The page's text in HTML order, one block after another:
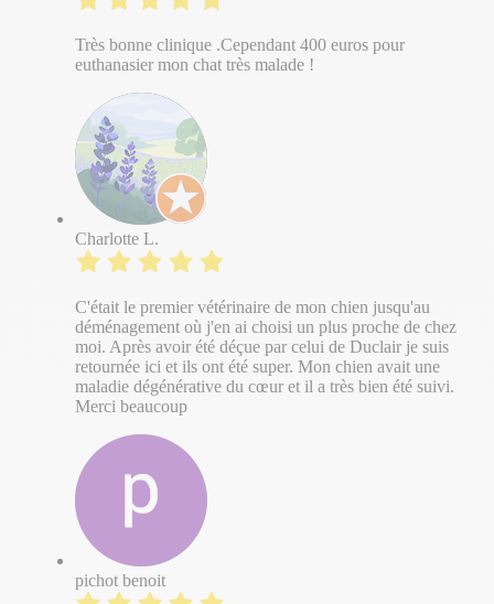
Très bonne clinique .Cependant 400 euros pour
euthanasier mon chat très malade !
Charlotte L.
C'était le premier vétérinaire de mon chien jusqu'au
déménagement où j'en ai choisi un plus proche de chez
moi. Après avoir été déçue par celui de Duclair je suis
retournée ici et ils ont été super. Mon chien avait une
maladie dégénérative du cœur et il a très bien été suivi.
Merci beaucoup
pichot benoit